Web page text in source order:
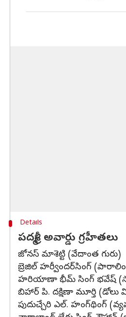
Details
పద్మశ్రీ అవార్డు గ్రహీతలు
జోనస్‌ మాశెట్టి (వేదాంత గురు)
బ్రెజిల్ హర్వీందర్‌సింగ్‌
హరియాణా భీమ్‌ సింగ్‌ భవేష్‌
బిహార్ పి. దక్షిణా మూర్తి (డోలు
పుదుచ్చేరి ఎల్‌. హంగ్‌థింగ్‌